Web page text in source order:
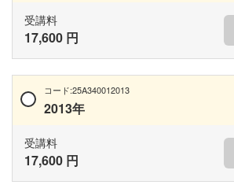
受講料
17,600 円
コード:25A340012013
2013年
受講料
17,600 円